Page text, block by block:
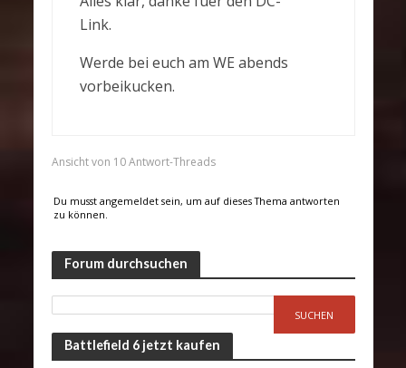
Link.
Werde bei euch am WE abends
vorbeikucken.
Ansicht von 10 Antwort-Threads
Du musst angemeldet sein, um auf dieses Thema antworten
zu können.
Forum durchsuchen
Battlefield 6 jetzt kaufen